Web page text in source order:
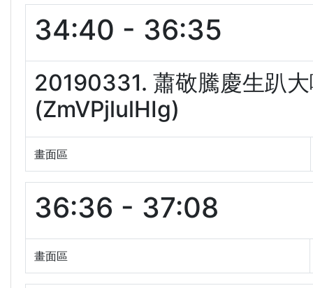
34:40 - 36:35
20190331. 蕭敬騰慶生趴
(ZmVPjlulHIg)
畫面區
36:36 - 37:08
畫面區